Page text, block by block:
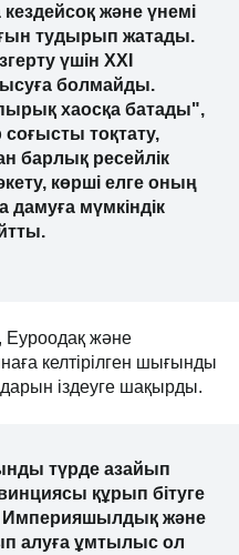
және үнемі
тудырып жатады.
үшін XXI
болмайды.
хаосқа батады",
тоқтату,
барлық ресейлік
көрші елге оның
дамуға мүмкіндік
Еуроодақ және
келтірілген шығынды
іздеуге шақырды.
түрде азайып
құрып бітуге
Империяшылдық және
алуға ұмтылыс ол